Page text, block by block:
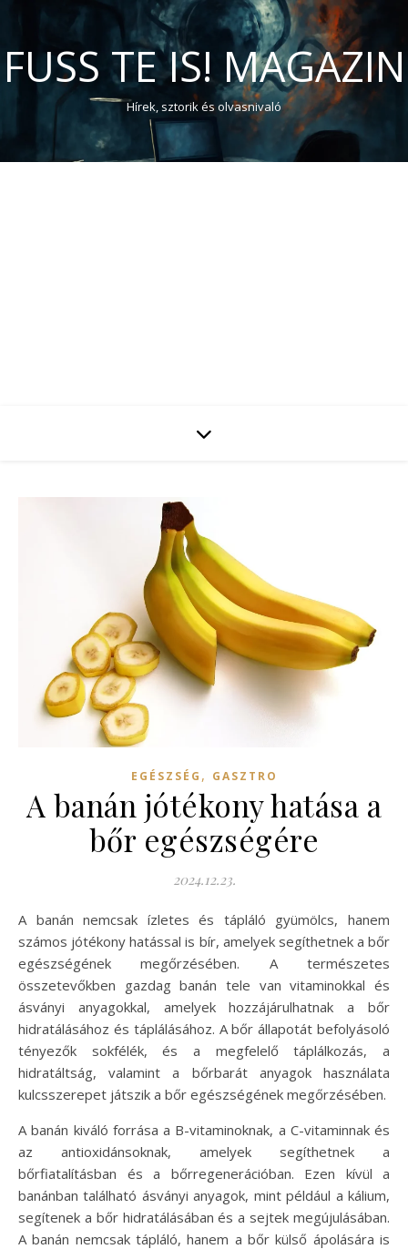
FUSS TE IS! MAGAZIN
Hírek, sztorik és olvasnivaló
EGÉSZSÉG , GASZTRO
A banán jótékony hatása a
bőr egészségére
2024.12.23.
A banán nemcsak ízletes és tápláló gyümölcs, hanem
számos jótékony hatással is bír, amelyek segíthetnek a bőr
egészségének megőrzésében. A természetes
összetevőkben gazdag banán tele van vitaminokkal és
ásványi anyagokkal, amelyek hozzájárulhatnak a bőr
hidratálásához és táplálásához. A bőr állapotát befolyásoló
tényezők sokfélék, és a megfelelő táplálkozás, a
hidratáltság, valamint a bőrbarát anyagok használata
kulcsszerepet játszik a bőr egészségének megőrzésében.
A banán kiváló forrása a B-vitaminoknak, a C-vitaminnak és
az antioxidánsoknak, amelyek segíthetnek a
bőrfiatalításban és a bőrregenerációban. Ezen kívül a
banánban található ásványi anyagok, mint például a kálium,
segítenek a bőr hidratálásában és a sejtek megújulásában.
A banán nemcsak tápláló, hanem a bőr külső ápolására is